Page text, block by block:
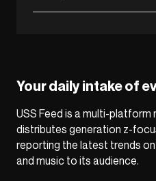
Your daily intake of
USS Feed is a multi-
distributes generation z-
reporting the latest trends
and music to its audience.